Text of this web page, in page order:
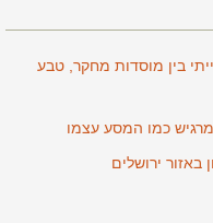
בין מוסדות מחקר, טבע
כמו המסע עצמו
באזור ירושלים